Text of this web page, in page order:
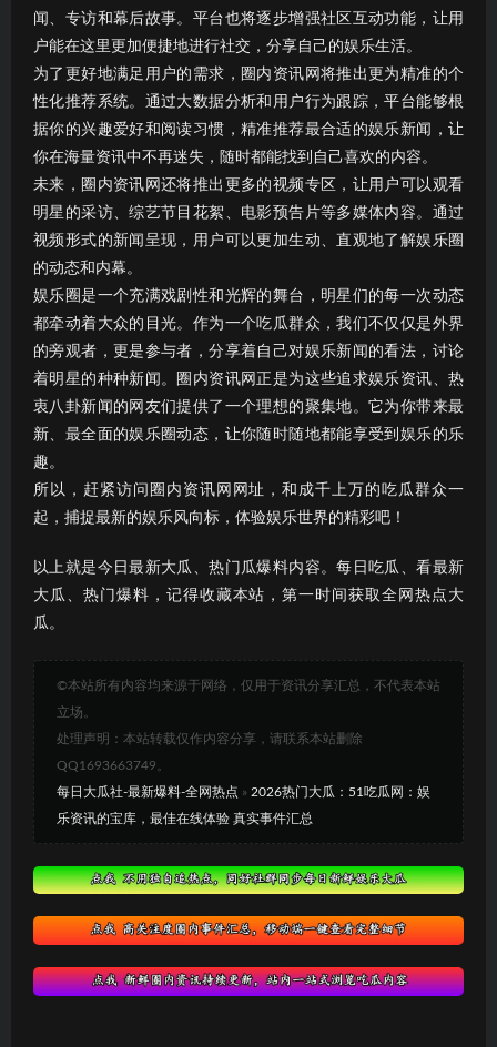
闻、专访和幕后故事。平台也将逐步增强社区互动功能，让用
户能在这里更加便捷地进行社交，分享自己的娱乐生活。
为了更好地满足用户的需求，圈内资讯网将推出更为精准的个
性化推荐系统。通过大数据分析和用户行为跟踪，平台能够根
据你的兴趣爱好和阅读习惯，精准推荐最合适的娱乐新闻，让
你在海量资讯中不再迷失，随时都能找到自己喜欢的内容。
未来，圈内资讯网还将推出更多的视频专区，让用户可以观看
明星的采访、综艺节目花絮、电影预告片等多媒体内容。通过
视频形式的新闻呈现，用户可以更加生动、直观地了解娱乐圈
的动态和内幕。
娱乐圈是一个充满戏剧性和光辉的舞台，明星们的每一次动态
都牵动着大众的目光。作为一个吃瓜群众，我们不仅仅是外界
的旁观者，更是参与者，分享着自己对娱乐新闻的看法，讨论
着明星的种种新闻。圈内资讯网正是为这些追求娱乐资讯、热
衷八卦新闻的网友们提供了一个理想的聚集地。它为你带来最
新、最全面的娱乐圈动态，让你随时随地都能享受到娱乐的乐
趣。
所以，赶紧访问圈内资讯网网址，和成千上万的吃瓜群众一
起，捕捉最新的娱乐风向标，体验娱乐世界的精彩吧！
以上就是今日最新大瓜、热门瓜爆料内容。每日吃瓜、看最新
大瓜、热门爆料，记得收藏本站，第一时间获取全网热点大
瓜。
©本站所有内容均来源于网络，仅用于资讯分享汇总，不代表本站
立场。
处理声明：本站转载仅作内容分享，请联系本站删除
QQ1693663749。
每日大瓜社-最新爆料-全网热点 » 2026热门大瓜：51吃瓜网：娱
乐资讯的宝库，最佳在线体验 真实事件汇总